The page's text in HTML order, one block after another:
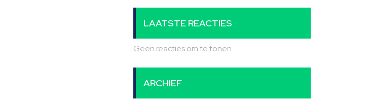
LAATSTE REACTIES
Geen reacties om te tonen.
ARCHIEF